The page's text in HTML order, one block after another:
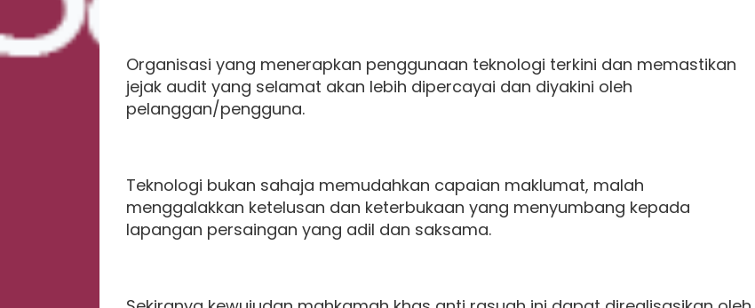
Organisasi yang menerapkan penggunaan teknologi terkini dan memastikan
jejak audit yang selamat akan lebih dipercayai dan diyakini oleh
pelanggan/pengguna.
Teknologi bukan sahaja memudahkan capaian maklumat, malah
menggalakkan ketelusan dan keterbukaan yang menyumbang kepada
lapangan persaingan yang adil dan saksama.